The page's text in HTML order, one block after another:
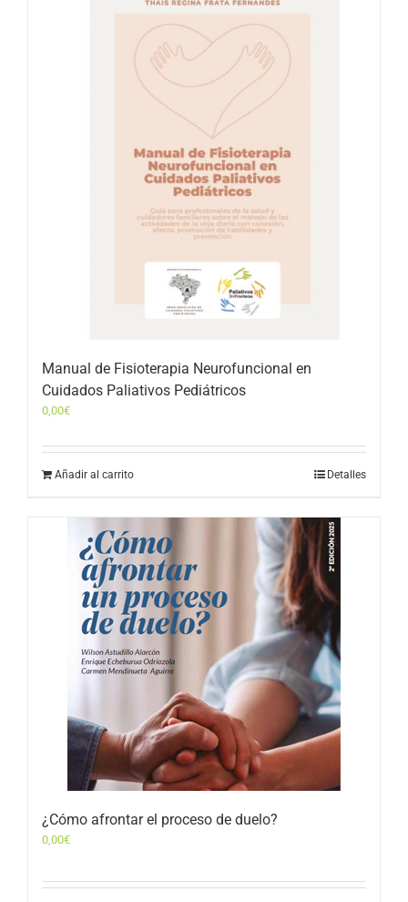
Manual de Fisioterapia Neurofuncional en
Cuidados Paliativos Pediátricos
0,00€
Añadir al carrito Detalles
¿Cómo afrontar el proceso de duelo?
0,00€